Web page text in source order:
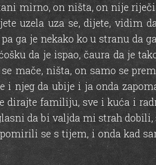
mirno, on ništa, on nije
uzela uza se, dijete, vidim
ga je nekako ko u stranu da
da je ispao, čaura da je
mače, ništa, on samo se
i njeg da ubije i ja onda
dirajte familiju, sve i kuća i
da bi valjda mi strah
se s tijem, i onda kad